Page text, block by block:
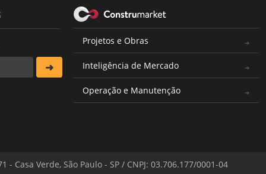
Projetos e Obras
Inteligência de Mercado
Operação e Manutenção
- Casa Verde, São Paulo - SP / CNPJ: 03.706.177/0001-04